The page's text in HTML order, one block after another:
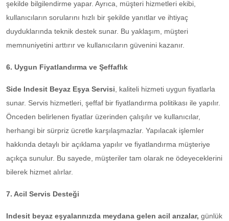
şekilde bilgilendirme yapar. Ayrıca, müşteri hizmetleri ekibi,
kullanıcıların sorularını hızlı bir şekilde yanıtlar ve ihtiyaç
duyduklarında teknik destek sunar. Bu yaklaşım, müşteri
memnuniyetini arttırır ve kullanıcıların güvenini kazanır.
6. Uygun Fiyatlandırma ve Şeffaflık
Side Indesit Beyaz Eşya Servisi, kaliteli hizmeti uygun fiyatlarla
sunar. Servis hizmetleri, şeffaf bir fiyatlandırma politikası ile yapılır.
Önceden belirlenen fiyatlar üzerinden çalışılır ve kullanıcılar,
herhangi bir sürpriz ücretle karşılaşmazlar. Yapılacak işlemler
hakkında detaylı bir açıklama yapılır ve fiyatlandırma müşteriye
açıkça sunulur. Bu sayede, müşteriler tam olarak ne ödeyeceklerini
bilerek hizmet alırlar.
7. Acil Servis Desteği
Indesit beyaz eşyalarınızda meydana gelen acil arızalar, günlük